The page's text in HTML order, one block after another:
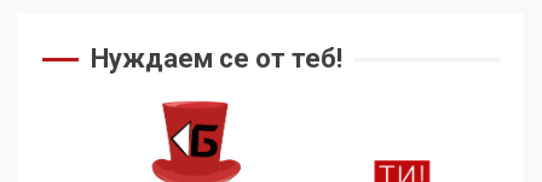
Нуждаем се от теб!